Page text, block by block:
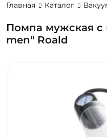
Главная Каталог
Помпа мужская с
men" Roald